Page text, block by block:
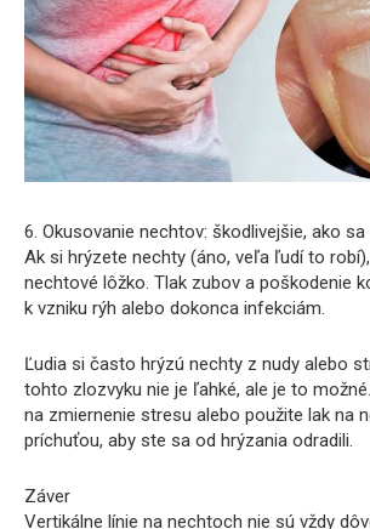
6. Okusovanie nechtov: škodlivejšie, ako sa
Ak si hrýzete nechty (áno, veľa ľudí to
nechtové lôžko. Tlak zubov a poškodenie
k vzniku rýh alebo dokonca infekciám.
Ľudia si často hrýzú nechty z nudy alebo
tohto zlozvyku nie je ľahké, ale je to
na zmiernenie stresu alebo použite lak na
príchuťou, aby ste sa od hrýzania odradili.
Záver
Vertikálne línie na nechtoch nie sú vždy